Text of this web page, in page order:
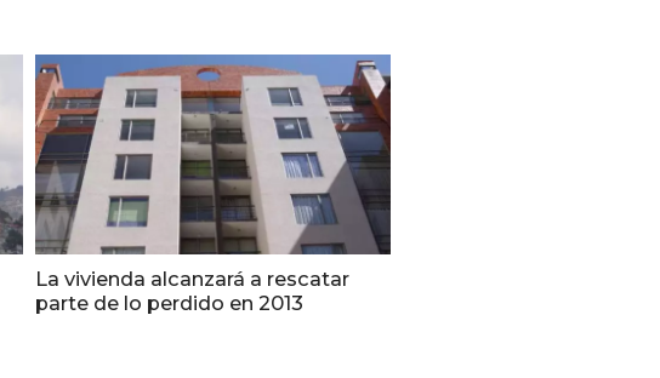
La vivienda alcanzará a rescatar
parte de lo perdido en 2013